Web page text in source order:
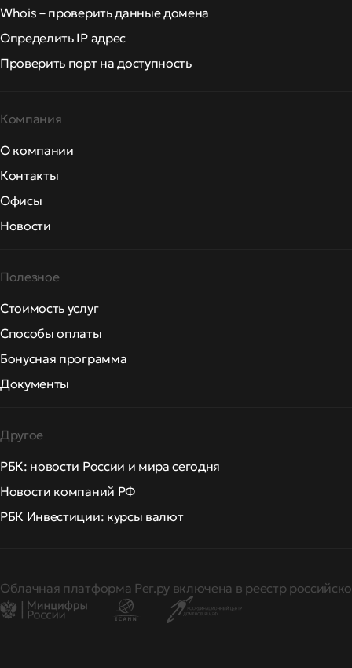
Whois – проверить данные домена
Определить IP адрес
Проверить порт на доступность
Компания
О компании
Контакты
Офисы
Новости
Полезное
Стоимость услуг
Способы оплаты
Бонусная программа
Документы
Другое
РБК: новости России и мира сегодня
Новости компаний РФ
РБК Инвестиции: курсы валют
Облачная платформа Рег.ру включена в реестр